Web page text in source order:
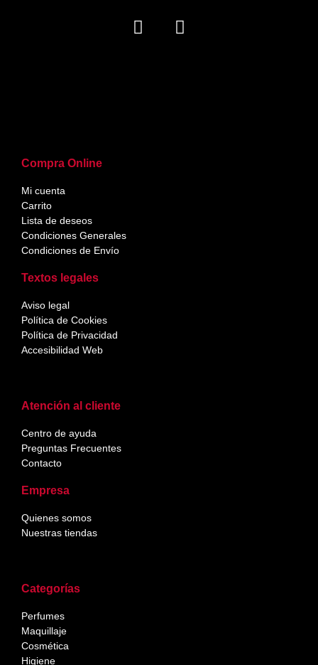
Categorías
Perfumes
Maquillaje
Cosmética
Higiene
Atención al cliente
Centro de ayuda
Preguntas Frecuentes
Contacto
Empresa
Quienes somos
Nuestras tiendas
Compra Online
Mi cuenta
Carrito
Lista de deseos
Condiciones Generales
Condiciones de Envío
Textos legales
Aviso legal
Política de Cookies
Política de Privacidad
Accesibilidad Web